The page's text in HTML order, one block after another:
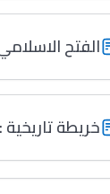
الفتح
خريطة تاريخية